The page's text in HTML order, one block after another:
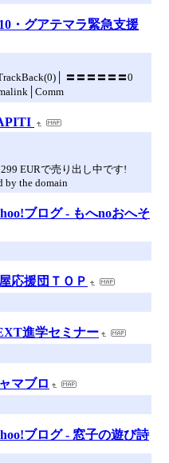
・グアテマラ緊急支援
〓〓〓〓〓〓0
EURで売り出し中です!
by the domain
ブログ - もへnoおへそ
応援団ＴＯＰ
進学セミナー
マブロ
ブログ - 窓子の遊び詩